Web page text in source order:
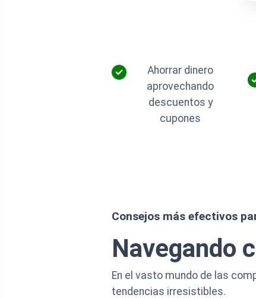
Ahorrar dinero
aprovechando
descuentos y
cupones
Consejos más efectivos
Navegando
En el vasto mundo de las
tendencias irresistibles.